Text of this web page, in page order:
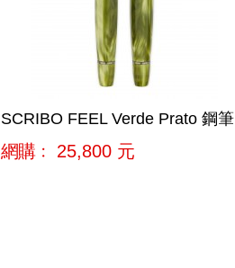
SCRIBO FEEL Verde Prato 鋼筆
網購﹕ 25,800 元